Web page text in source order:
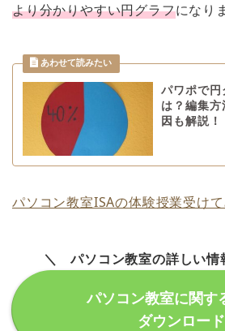
より分かりやすい円グラフになり
パワポで
は？編集
因も解説！
パソコン教室ISAの体験授業受け
＼ パソコン教室の詳しい情
パソコン教室に関す
ダウンロード